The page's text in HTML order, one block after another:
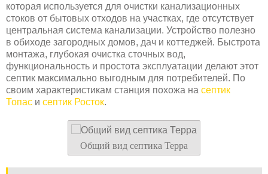
которая используется для очистки канализационных
стоков от бытовых отходов на участках, где отсутствует
центральная система канализации. Устройство полезно
в обиходе загородных домов, дач и коттеджей. Быстрота
монтажа, глубокая очистка сточных вод,
функциональность и простота эксплуатации делают этот
септик максимально выгодным для потребителей. По
своим характеристикам станция похожа на септик
Топас и септик Росток.
Общий вид септика Терра